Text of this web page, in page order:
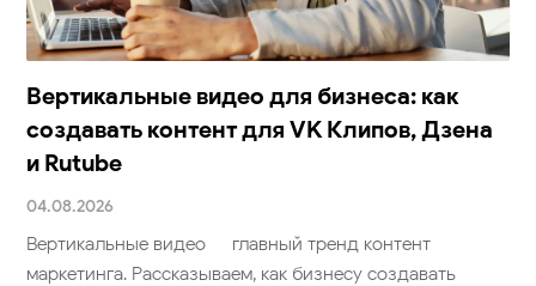
Вертикальные видео для бизнеса: как
создавать контент для VK Клипов, Дзена
и Rutube
04.08.2026
Вертикальные видео — главный тренд контент-
маркетинга. Рассказываем, как бизнесу создавать